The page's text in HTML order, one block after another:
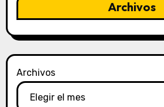
Archivos
Archivos